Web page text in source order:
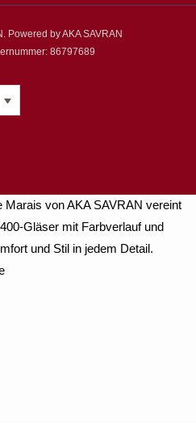
Powered by AKA SAVRAN
86797689